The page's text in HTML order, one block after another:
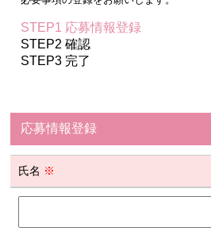
STEP1 応募情報登録
STEP2 確認
STEP3 完了
応募情報登録
氏名 ※